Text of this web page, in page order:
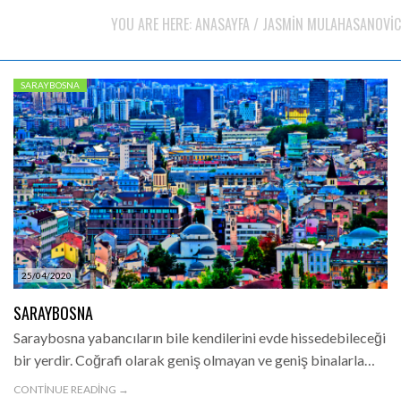
YOU ARE HERE:ANASAYFA / JASMIN MULAHASANOVIC
25/04/2020
SARAYBOSNA
SARAYBOSNA
Saraybosna yabancıların bile kendilerini evde hissedebileceği
bir yerdir. Coğrafi olarak geniş olmayan ve geniş binalarla…
CONTINUE READING →